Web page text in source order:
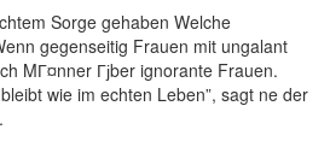
Sorge gehaben Welche
gegenseitig Frauen mit ungalant
MГ¤nner Гјber ignorante Frauen.
wie im echten Leben”, sagt ne der